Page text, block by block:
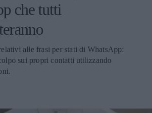
che tutti
alle frasi per stati di WhatsApp:
sui propri contatti utilizzando